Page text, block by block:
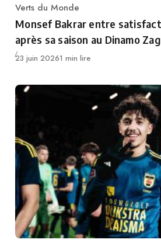
Category
Verts du Monde
Monsef Bakrar entre
après sa saison au Dinamo
Publié
23 juin 20261 min lire